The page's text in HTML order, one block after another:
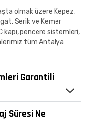
olmak üzere Kepez,
Serik ve Kemer
pencere sistemleri,
tüm Antalya
Garantili
Süresi Ne